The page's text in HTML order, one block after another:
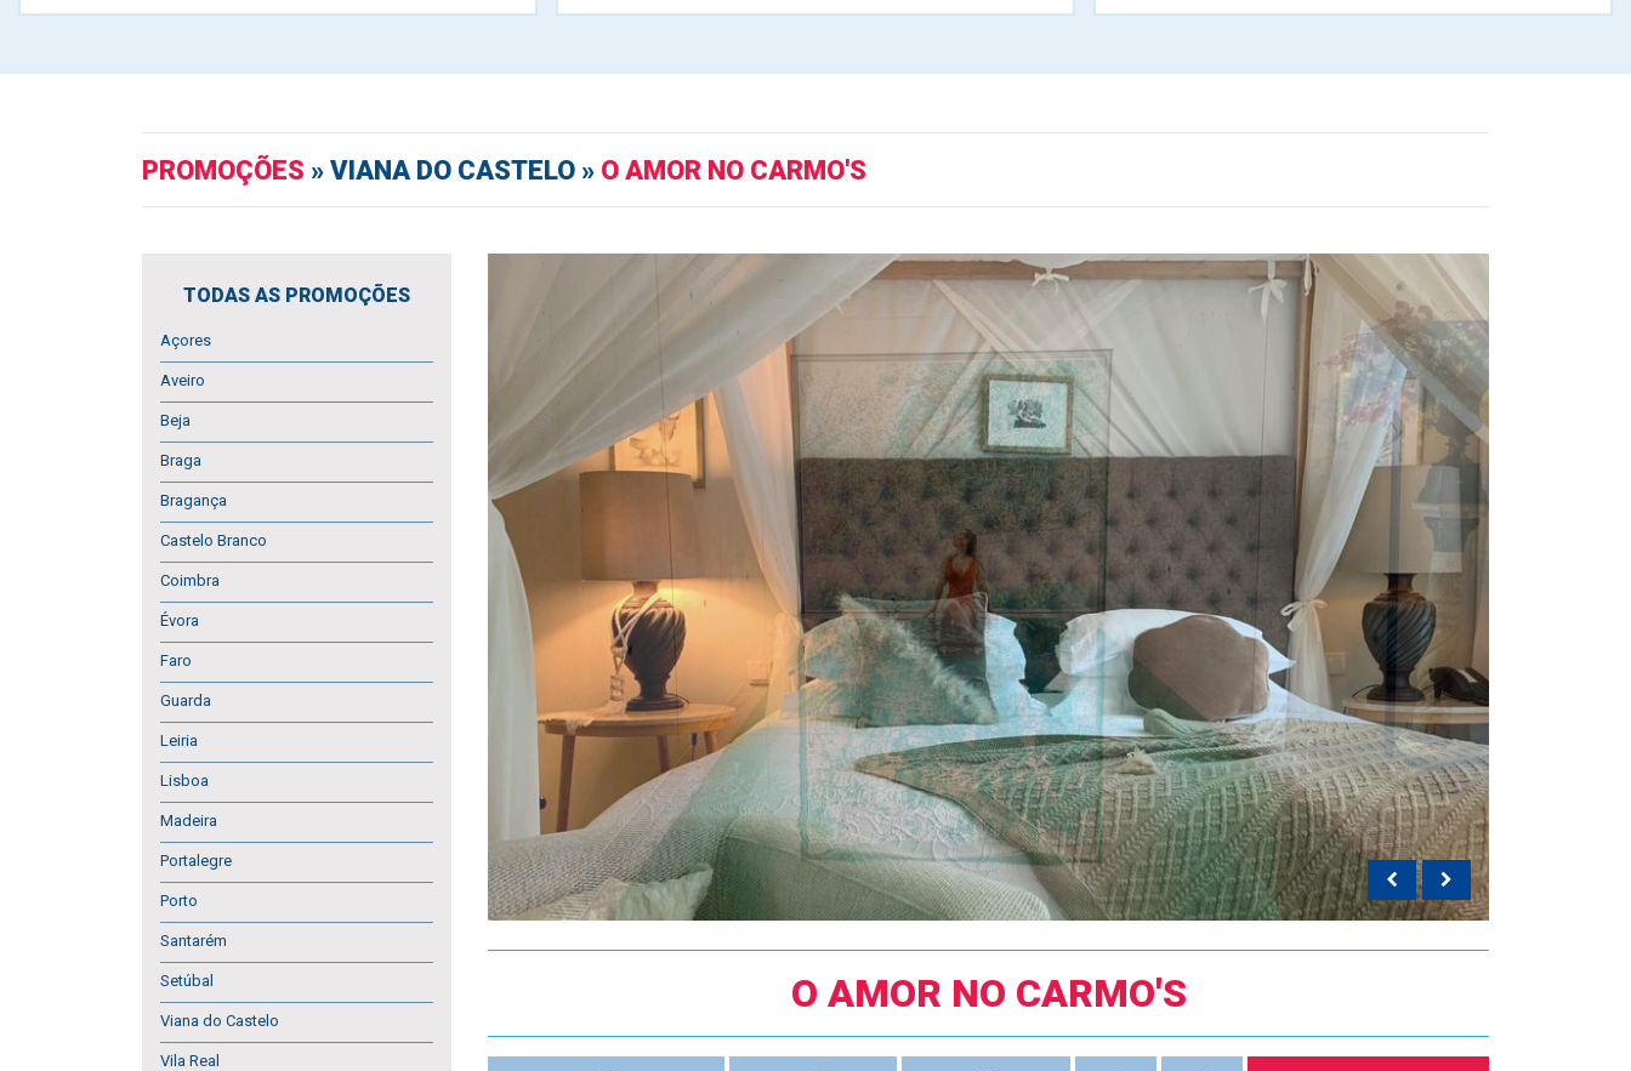
PROMOÇÕES » VIANA DO CASTELO » O AMOR NO CARMO'S
TODAS AS PROMOÇÕES
Açores
Aveiro
Beja
Braga
Bragança
Castelo Branco
Coimbra
Évora
Faro
Guarda
Leiria
Lisboa
Madeira
Portalegre
Porto
Santarém
Setúbal
Viana do Castelo
Vila Real
O AMOR NO CARMO'S